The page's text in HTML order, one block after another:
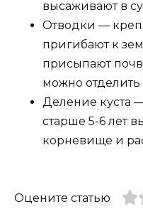
высаживают в
Отводки —
пригибают к
присыпают
можно отделить
Деление куста
старше 5-6 лет
корневище и
Оцените статью